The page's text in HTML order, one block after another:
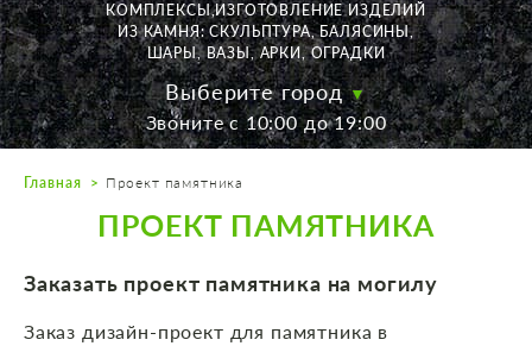
ДОСТАВКА
КОНТАКТЫ
K2532513@yandex.ru
Пн. — Пт. с 10:00 до 19:00
КОМПЛЕКСЫ,ИЗГОТОВЛЕНИЕ ИЗДЕЛИЙ
ИЗ КАМНЯ: СКУЛЬПТУРА, БАЛЯСИНЫ,
ШАРЫ, ВАЗЫ, АРКИ, ОГРАДКИ
Выберите город
Звоните с 10:00 до 19:00
Главная Проект памятника
ПРОЕКТ ПАМЯТНИКА
Заказать проект памятника на могилу
Заказ дизайн-проект для памятника в